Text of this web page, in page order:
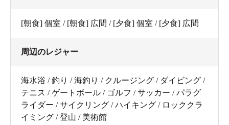
[朝食] 個室 / [朝食] 広間 / [夕食] 個室 / [夕食] 広間
周辺のレジャー
海水浴 / 釣り / 海釣り / クルージング / ダイビング /
テニス / ゲートボール / ゴルフ / サッカー / パラグ
ライダー / サイクリング / ハイキング / ロッククラ
イミング / 登山 / 美術館